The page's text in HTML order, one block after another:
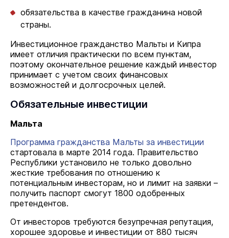
обязательства в качестве гражданина новой
страны.
Инвестиционное гражданство Мальты и Кипра
имеет отличия практически по всем пунктам,
поэтому окончательное решение каждый инвестор
принимает с учетом своих финансовых
возможностей и долгосрочных целей.
Обязательные инвестиции
Мальта
Программа гражданства Мальты за инвестиции
стартовала в марте 2014 года. Правительство
Республики установило не только довольно
жесткие требования по отношению к
потенциальным инвесторам, но и лимит на заявки –
получить паспорт смогут 1800 одобренных
претендентов.
От инвесторов требуются безупречная репутация,
хорошее здоровье и инвестиции от 880 тысяч